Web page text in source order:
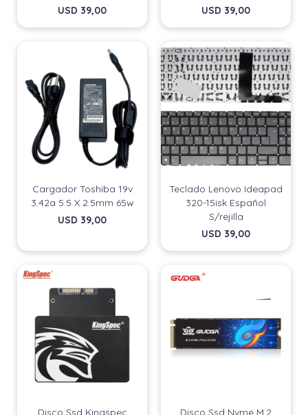
USD 39,00
USD 39,00
Cargador Toshiba 19v
3.42a 5.5 X 2.5mm 65w
USD 39,00
Teclado Lenovo Ideapad
320-15isk Español
S/rejilla
USD 39,00
Disco Ssd Kingspec
Disco Ssd Nvme M.2